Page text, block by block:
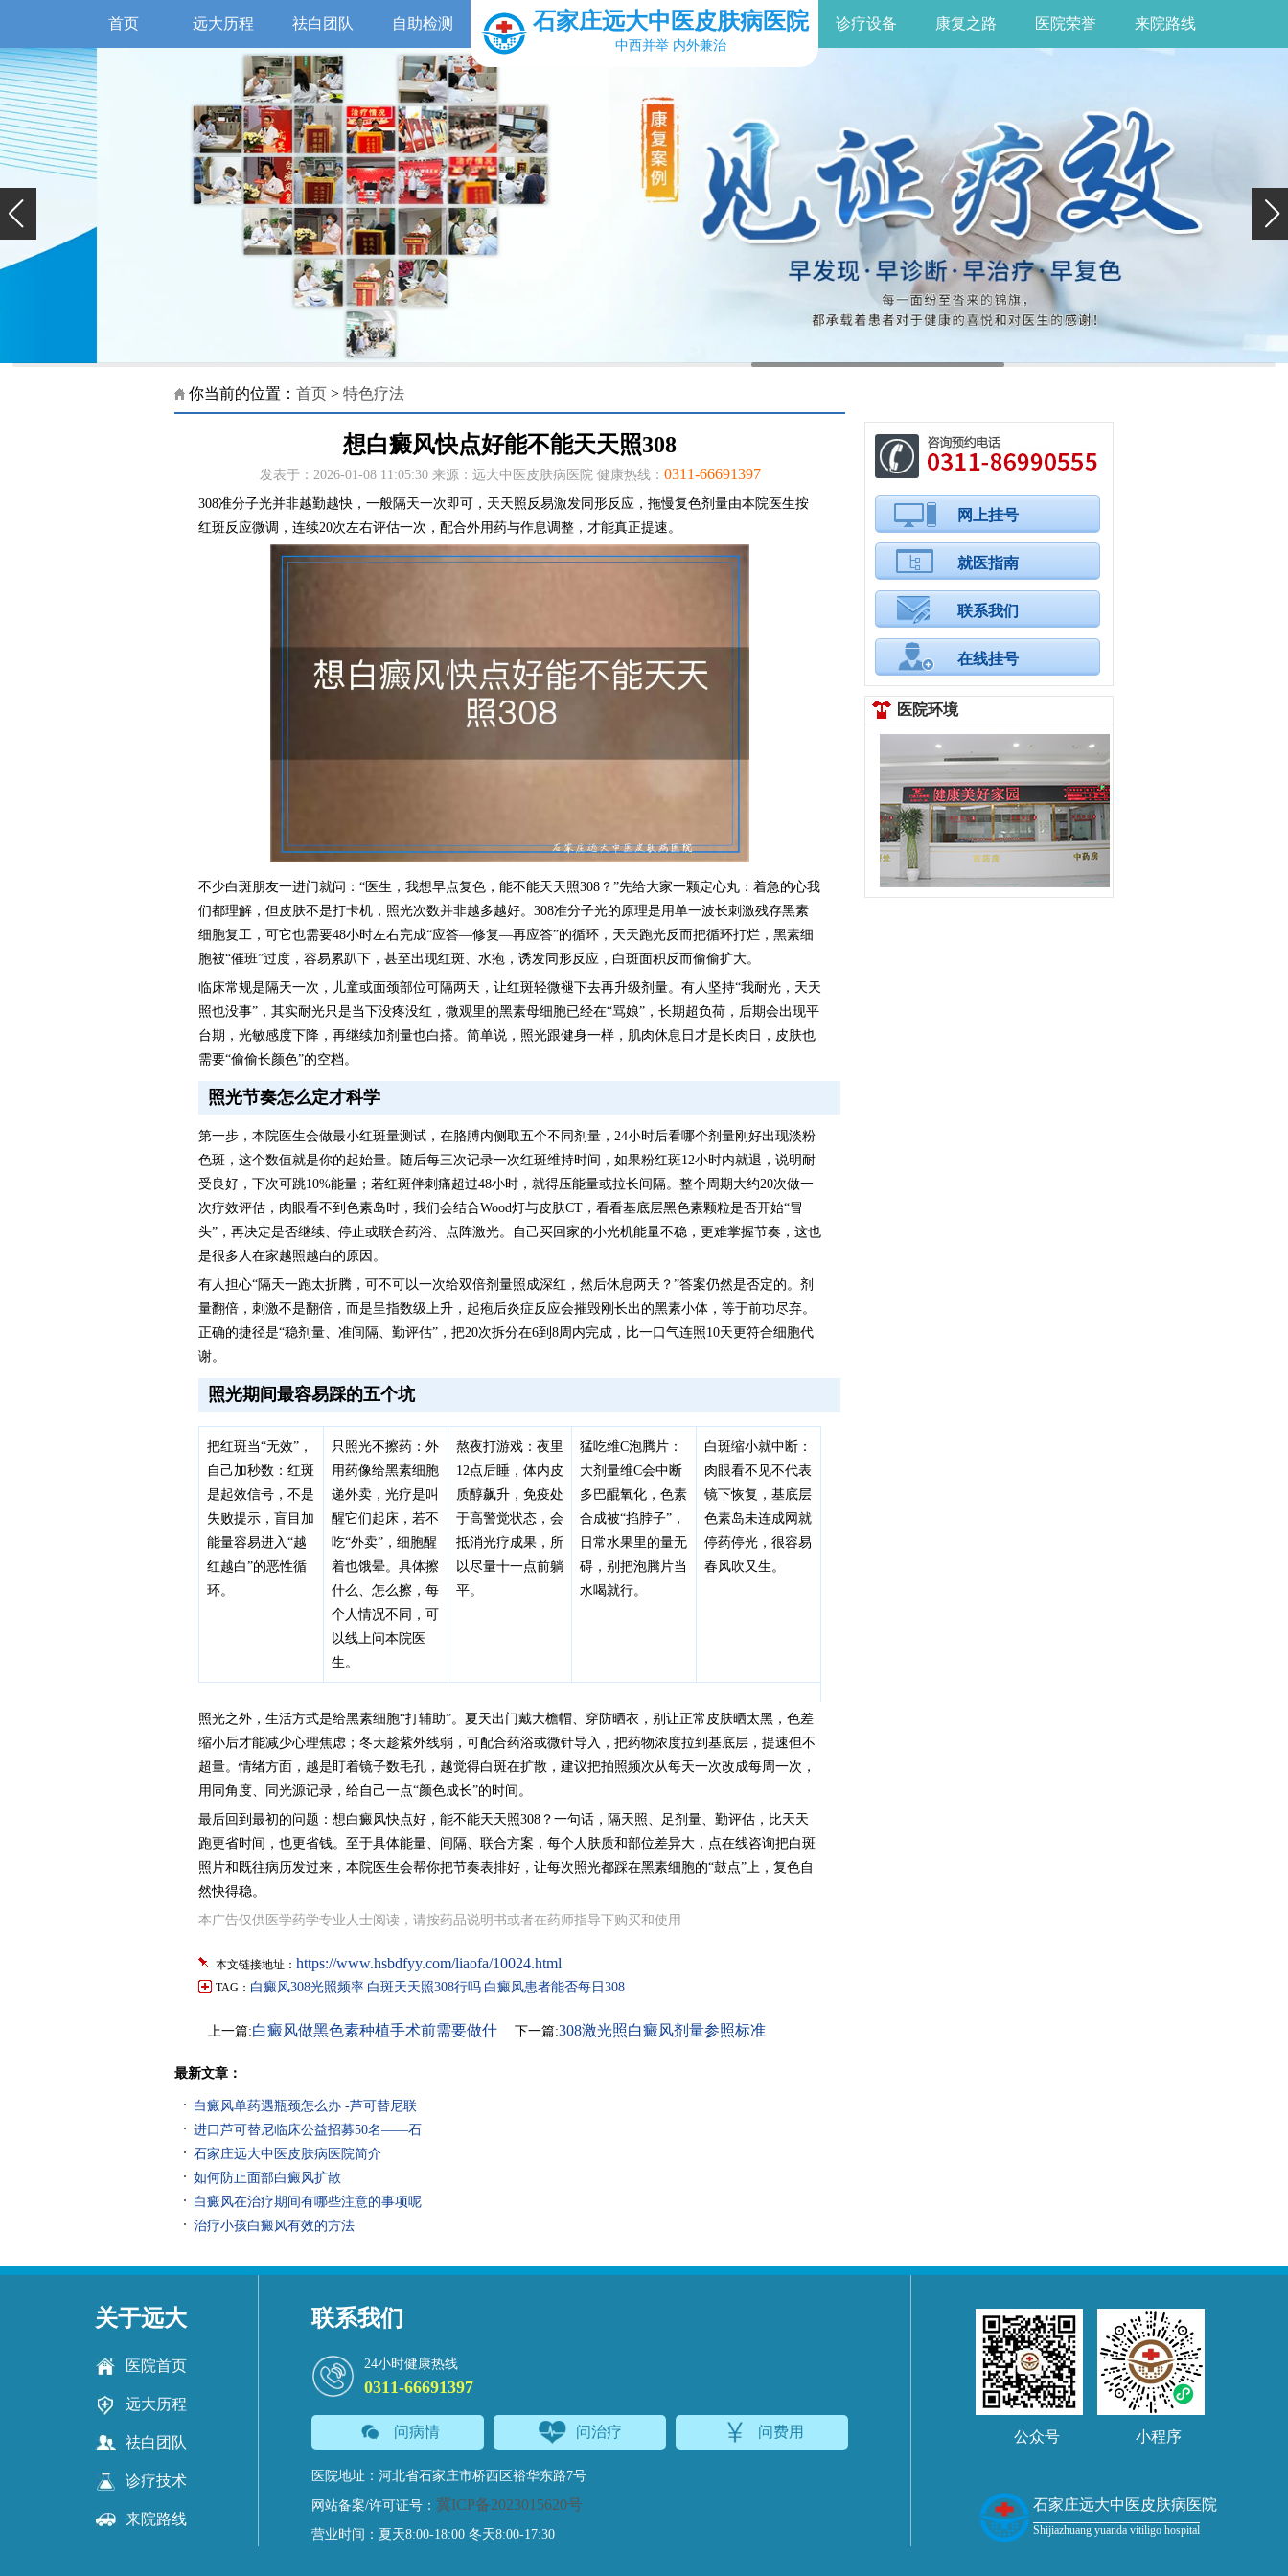
首页 远大历程 祛白团队 自助检测 石家庄远大中医皮肤病医院
中西并举 内外兼治
诊疗设备 康复之路 医院荣誉 来院路线
你当前的位置： 首页 > 特色疗法
想白癜风快点好能不能天天照308
发表于：2026-01-08 11:05:30 来源：远大中医皮肤病医院 健康热线： 0311-66691397
308准分子光并非越勤越快，一般隔天一次即可，天天照反易激发同形反应，拖慢复色剂量由本院医生按
红斑反应微调，连续20次左右评估一次，配合外用药与作息调整，才能真正提速。
不少白斑朋友一进门就问：“医生，我想早点复色，能不能天天照308？”先给大家一颗定心丸：着急的心我
们都理解，但皮肤不是打卡机，照光次数并非越多越好。308准分子光的原理是用单一波长刺激残存黑素
细胞复工，可它也需要48小时左右完成“应答—修复—再应答”的循环，天天跑光反而把循环打烂，黑素细
胞被“催班”过度，容易累趴下，甚至出现红斑、水疱，诱发同形反应，白斑面积反而偷偷扩大。
临床常规是隔天一次，儿童或面颈部位可隔两天，让红斑轻微褪下去再升级剂量。有人坚持“我耐光，天天
照也没事”，其实耐光只是当下没疼没红，微观里的黑素母细胞已经在“骂娘”，长期超负荷，后期会出现平
台期，光敏感度下降，再继续加剂量也白搭。简单说，照光跟健身一样，肌肉休息日才是长肉日，皮肤也
需要“偷偷长颜色”的空档。
照光节奏怎么定才科学
第一步，本院医生会做最小红斑量测试，在胳膊内侧取五个不同剂量，24小时后看哪个剂量刚好出现淡粉
色斑，这个数值就是你的起始量。随后每三次记录一次红斑维持时间，如果粉红斑12小时内就退，说明耐
受良好，下次可跳10%能量；若红斑伴刺痛超过48小时，就得压能量或拉长间隔。整个周期大约20次做一
次疗效评估，肉眼看不到色素岛时，我们会结合Wood灯与皮肤CT，看看基底层黑色素颗粒是否开始“冒
头”，再决定是否继续、停止或联合药浴、点阵激光。自己买回家的小光机能量不稳，更难掌握节奏，这也
是很多人在家越照越白的原因。
有人担心“隔天一跑太折腾，可不可以一次给双倍剂量照成深红，然后休息两天？”答案仍然是否定的。剂
量翻倍，刺激不是翻倍，而是呈指数级上升，起疱后炎症反应会摧毁刚长出的黑素小体，等于前功尽弃。
正确的捷径是“稳剂量、准间隔、勤评估”，把20次拆分在6到8周内完成，比一口气连照10天更符合细胞代
谢。
照光期间最容易踩的五个坑
把红斑当“无效”，
自己加秒数：红斑
是起效信号，不是
失败提示，盲目加
能量容易进入“越
红越白”的恶性循
环。
只照光不擦药：外
用药像给黑素细胞
递外卖，光疗是叫
醒它们起床，若不
吃“外卖”，细胞醒
着也饿晕。具体擦
什么、怎么擦，每
个人情况不同，可
以线上问本院医
生。
熬夜打游戏：夜里
12点后睡，体内皮
质醇飙升，免疫处
于高警觉状态，会
抵消光疗成果，所
以尽量十一点前躺
平。
猛吃维C泡腾片：
大剂量维C会中断
多巴醌氧化，色素
合成被“掐脖子”，
日常水果里的量无
碍，别把泡腾片当
水喝就行。
白斑缩小就中断：
肉眼看不见不代表
镜下恢复，基底层
色素岛未连成网就
停药停光，很容易
春风吹又生。
照光之外，生活方式是给黑素细胞“打辅助”。夏天出门戴大檐帽、穿防晒衣，别让正常皮肤晒太黑，色差
缩小后才能减少心理焦虑；冬天趁紫外线弱，可配合药浴或微针导入，把药物浓度拉到基底层，提速但不
超量。情绪方面，越是盯着镜子数毛孔，越觉得白斑在扩散，建议把拍照频次从每天一次改成每周一次，
用同角度、同光源记录，给自己一点“颜色成长”的时间。
最后回到最初的问题：想白癜风快点好，能不能天天照308？一句话，隔天照、足剂量、勤评估，比天天
跑更省时间，也更省钱。至于具体能量、间隔、联合方案，每个人肤质和部位差异大，点在线咨询把白斑
照片和既往病历发过来，本院医生会帮你把节奏表排好，让每次照光都踩在黑素细胞的“鼓点”上，复色自
然快得稳。
本广告仅供医学药学专业人士阅读，请按药品说明书或者在药师指导下购买和使用
本文链接地址： https://www.hsbdfyy.com/liaofa/10024.html
TAG： 白癜风308光照频率 白斑天天照308行吗 白癜风患者能否每日308
上一篇:白癜风做黑色素种植手术前需要做什
下一篇:308激光照白癜风剂量参照标准
最新文章：
白癜风单药遇瓶颈怎么办 -芦可替尼联
进口芦可替尼临床公益招募50名——石
石家庄远大中医皮肤病医院简介
如何防止面部白癜风扩散
白癜风在治疗期间有哪些注意的事项呢
治疗小孩白癜风有效的方法
网上挂号
就医指南
联系我们
在线挂号
医院环境
关于远大
医院首页
远大历程
祛白团队
诊疗技术
来院路线
联系我们
24小时健康热线
0311-66691397
问病情 问治疗 问费用
医院地址：河北省石家庄市桥西区裕华东路7号
网站备案/许可证号： 冀ICP备2023015620号
营业时间：夏天8:00-18:00 冬天8:00-17:30
公众号 小程序
石家庄远大中医皮肤病医院
Shijiazhuang yuanda vitiligo hospital